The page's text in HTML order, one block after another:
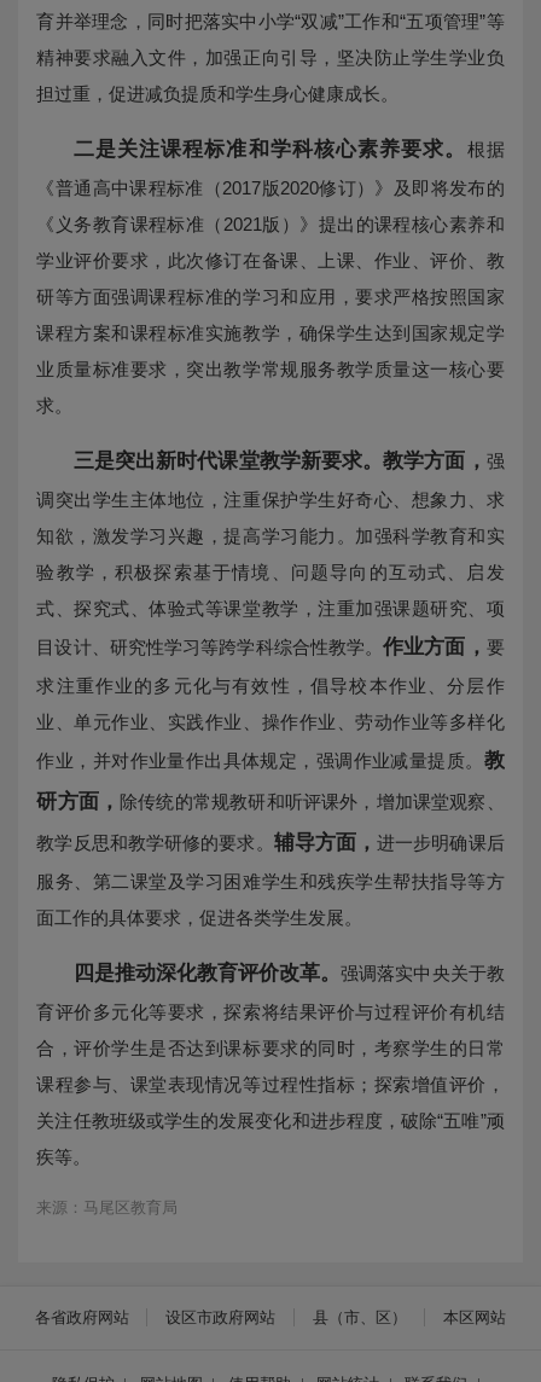
育并举理念，同时把落实中小学“双减”工作和“五项管理”等
精神要求融入文件，加强正向引导，坚决防止学生学业负
担过重，促进减负提质和学生身心健康成长。
二是关注课程标准和学科核心素养要求。 根据
《普通高中课程标准（2017版2020修订）》及即将发布的
《义务教育课程标准（2021版）》提出的课程核心素养和
学业评价要求，此次修订在备课、上课、作业、评价、教
研等方面强调课程标准的学习和应用，要求严格按照国家
课程方案和课程标准实施教学，确保学生达到国家规定学
业质量标准要求，突出教学常规服务教学质量这一核心要
求。
三是突出新时代课堂教学新要求。教学方面， 强
调突出学生主体地位，注重保护学生好奇心、想象力、求
知欲，激发学习兴趣，提高学习能力。加强科学教育和实
验教学，积极探索基于情境、问题导向的互动式、启发
式、探究式、体验式等课堂教学，注重加强课题研究、项
目设计、研究性学习等跨学科综合性教学。作业方面， 要
求注重作业的多元化与有效性，倡导校本作业、分层作
业、单元作业、实践作业、操作作业、劳动作业等多样化
作业，并对作业量作出具体规定，强调作业减量提质。 教
研方面， 除传统的常规教研和听评课外，增加课堂观察、
教学反思和教学研修的要求。 辅导方面，进一步明确课后
服务、第二课堂及学习困难学生和残疾学生帮扶指导等方
面工作的具体要求，促进各类学生发展。
四是推动深化教育评价改革。强调落实中央关于教
育评价多元化等要求，探索将结果评价与过程评价有机结
合，评价学生是否达到课标要求的同时，考察学生的日常
课程参与、课堂表现情况等过程性指标；探索增值评价，
关注任教班级或学生的发展变化和进步程度，破除“五唯”顽
疾等。
来源：马尾区教育局
各省政府网站 设区市政府网站 县（市、区） 本区网站